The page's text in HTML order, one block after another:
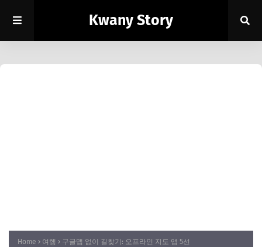
Kwany Story
Home 여행 구글맵 없이 길찾기: 오프라인 지도 앱 5선